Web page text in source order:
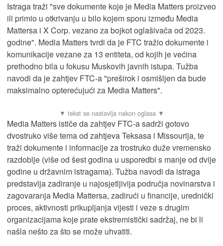
Istraga traži "sve dokumente koje je Media Matters proizveo
ili primio u otkrivanju u bilo kojem sporu između Media
Mattersa i X Corp. vezano za bojkot oglašivača od 2023.
godine". Media Matters tvrdi da je FTC tražio dokumente i
komunikacije vezane za 13 entiteta, od kojih je većina
prethodno bila u fokusu Muskovih javnih istupa. Tužba
navodi da je zahtjev FTC-a "preširok i osmišljen da bude
maksimalno opterećujući za Media Matters".
Media Matters ističe da zahtjev FTC-a sadrži gotovo
dvostruko više tema od zahtjeva Teksasa i Missourija, te
traži dokumente i informacije za trostruko duže vremensko
razdoblje (više od šest godina u usporedbi s manje od dvije
godine u državnim istragama). Tužba navodi da istraga
predstavlja zadiranje u najosjetljivija područja novinarstva i
zagovaranja Media Mattersa, zadirući u financije, urednički
proces, aktivnosti prikupljanja vijesti i veze s drugim
organizacijama koje prate ekstremistički sadržaj, ne bi li
našla nešto za što se može uhvatiti.